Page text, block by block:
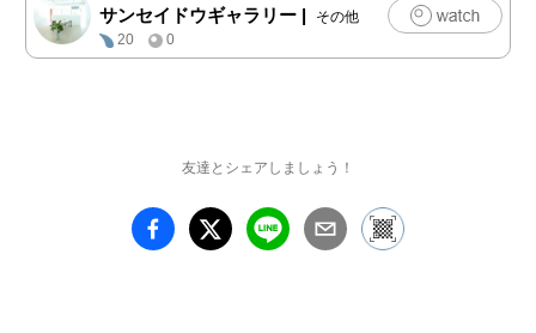
サンセイドウギャラリー |
その他
20
0
友達とシェアしましょう！